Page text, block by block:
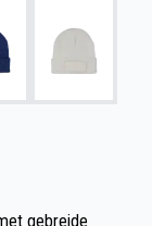
gebreide